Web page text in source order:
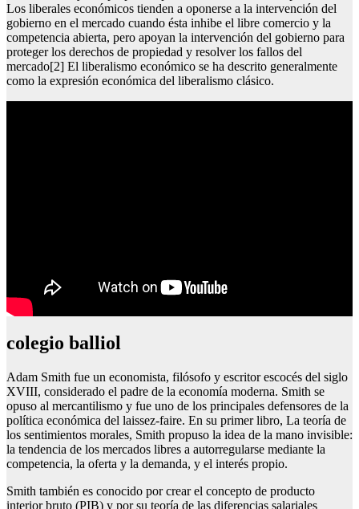
Los liberales económicos tienden a oponerse a la intervención del
gobierno en el mercado cuando ésta inhibe el libre comercio y la
competencia abierta, pero apoyan la intervención del gobierno para
proteger los derechos de propiedad y resolver los fallos del
mercado[2] El liberalismo económico se ha descrito generalmente
como la expresión económica del liberalismo clásico.
colegio balliol
Adam Smith fue un economista, filósofo y escritor escocés del siglo
XVIII, considerado el padre de la economía moderna. Smith se
opuso al mercantilismo y fue uno de los principales defensores de la
política económica del laissez-faire. En su primer libro, La teoría de
los sentimientos morales, Smith propuso la idea de la mano invisible:
la tendencia de los mercados libres a autorregularse mediante la
competencia, la oferta y la demanda, y el interés propio.
Smith también es conocido por crear el concepto de producto
interior bruto (PIB) y por su teoría de las diferencias salariales